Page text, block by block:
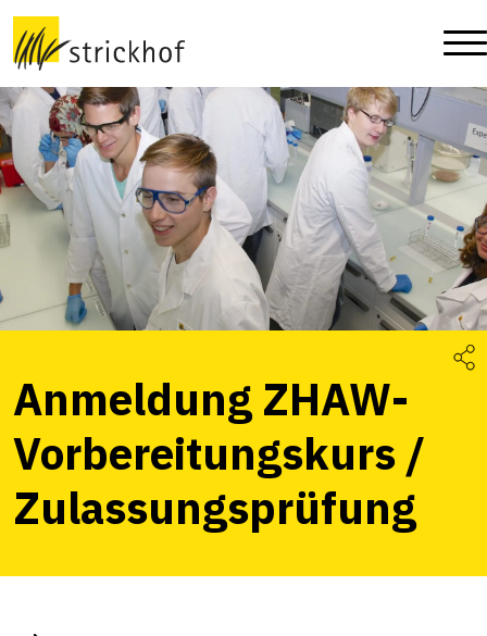
Anmeldung ZHAW-
Vorbereitungskurs /
Zulassungsprüfung